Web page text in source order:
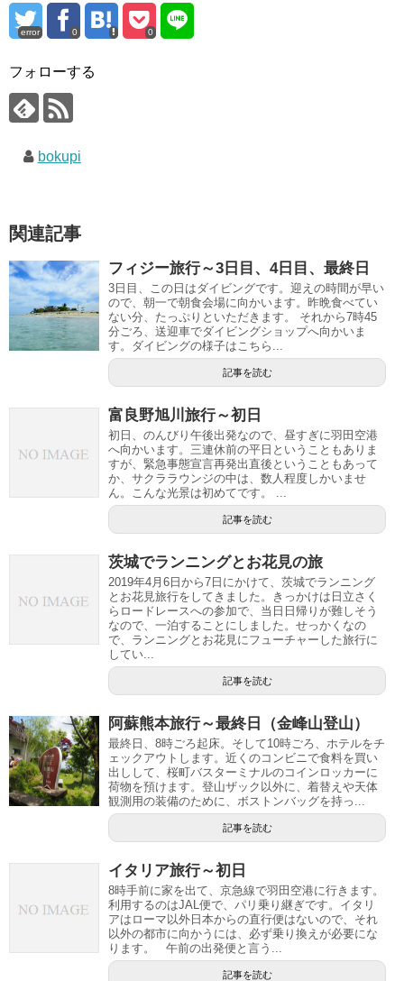
error 0 0
フォローする
bokupi
関連記事
フィジー旅行～3日目、4日目、最終日
3日目、この日はダイビングです。迎えの時間が早い
ので、朝一で朝食会場に向かいます。昨晩食べてい
ない分、たっぷりといただきます。 それから7時45
分ごろ、送迎車でダイビングショップへ向かいま
す。ダイビングの様子はこちら...
記事を読む
富良野旭川旅行～初日
初日、のんびり午後出発なので、昼すぎに羽田空港
へ向かいます。三連休前の平日ということもありま
すが、緊急事態宣言再発出直後ということもあって
か、サクララウンジの中は、数人程度しかいませ
ん。こんな光景は初めてです。 ...
記事を読む
茨城でランニングとお花見の旅
2019年4月6日から7日にかけて、茨城でランニング
とお花見旅行をしてきました。きっかけは日立さく
らロードレースへの参加で、当日日帰りが難しそう
なので、一泊することにしました。せっかくなの
で、ランニングとお花見にフューチャーした旅行に
してい...
記事を読む
阿蘇熊本旅行～最終日（金峰山登山）
最終日、8時ごろ起床。そして10時ごろ、ホテルをチ
ェックアウトします。近くのコンビニで食料を買い
出しして、桜町バスターミナルのコインロッカーに
荷物を預けます。登山ザック以外に、着替えや天体
観測用の装備のために、ボストンバッグを持っ...
記事を読む
イタリア旅行～初日
8時手前に家を出て、京急線で羽田空港に行きます。
利用するのはJAL便で、パリ乗り継ぎです。イタリ
アはローマ以外日本からの直行便はないので、それ
以外の都市に向かうには、必ず乗り換えが必要にな
ります。 午前の出発便と言う...
記事を読む